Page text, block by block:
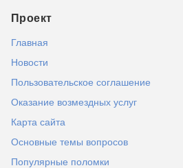
Проект
Главная
Новости
Пользовательское соглашение
Оказание возмездных услуг
Карта сайта
Основные темы вопросов
Популярные поломки